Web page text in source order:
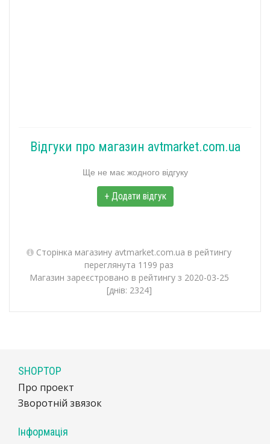
Відгуки про магазин avtmarket.com.ua
Ще не має жодного відгуку
+ Додати відгук
Сторінка магазину avtmarket.com.ua в рейтингу
переглянута 1199 раз
Магазин зареєстровано в рейтингу з 2020-03-25
[днів: 2324]
SHOPTOP
Про проект
Зворотній звязок
Інформація